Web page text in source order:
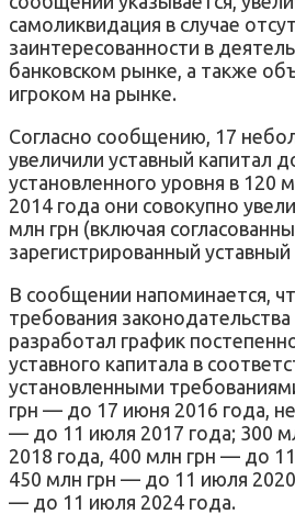
самоликвидация в случае
заинтересованности в
банковском рынке, а также
игроком на рынке.
Согласно сообщению, 17
увеличили уставный капитал
установленного уровня в 120
2014 года они совокупно
млн грн (включая
зарегистрированный уставный
В сообщении напоминается,
требования
разработал график
уставного капитала в
установленными
грн — до 17 июня 2016 года,
— до 11 июля 2017 года; 300
2018 года, 400 млн грн — до
450 млн грн — до 11 июля
— до 11 июля 2024 года.